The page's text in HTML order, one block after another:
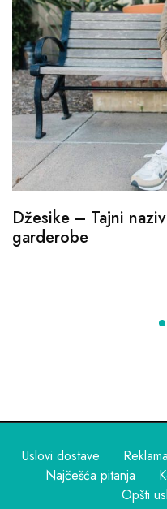
Džesike – Tajni
garderobe
Uslovi dostave
Najčešća pitanja
Opšti